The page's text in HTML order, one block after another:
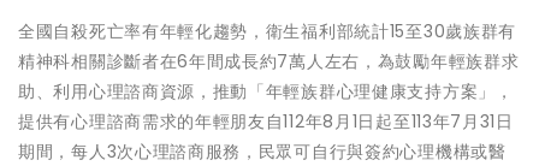
全國自殺死亡率有年輕化趨勢，衛生福利部統計15至30歲族群有
精神科相關診斷者在6年間成長約7萬人左右，為鼓勵年輕族群求
助、利用心理諮商資源，推動「年輕族群心理健康支持方案」，
提供有心理諮商需求的年輕朋友自112年8月1日起至113年7月31日
期間，每人3次心理諮商服務，民眾可自行與簽約心理機構或醫